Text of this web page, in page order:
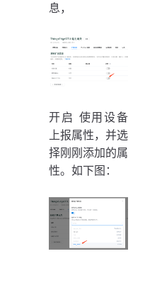
息，
开启 使用设备
上报属性，并选
择刚刚添加的属
性。如下图：